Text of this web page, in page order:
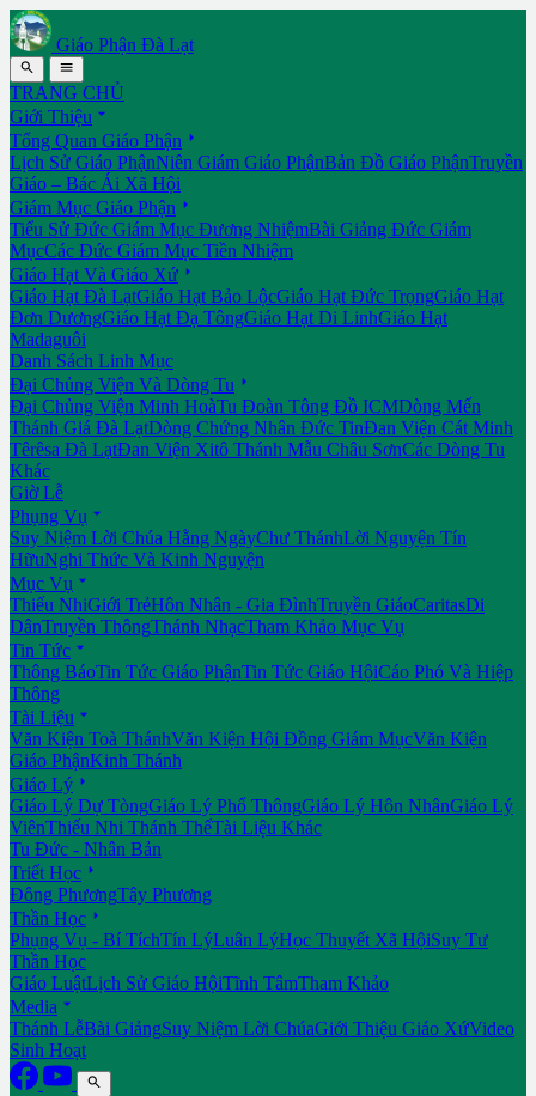
Giáo Phận Đà Lạt
 
TRANG CHỦ
Giới Thiệu 
Tổng Quan Giáo Phận 
Lịch Sử Giáo PhậnNiên Giám Giáo PhậnBản Đồ Giáo PhậnTruyền
Giáo – Bác Ái Xã Hội
Giám Mục Giáo Phận 
Tiểu Sử Đức Giám Mục Đương NhiệmBài Giảng Đức Giám
MụcCác Đức Giám Mục Tiền Nhiệm
Giáo Hạt Và Giáo Xứ 
Giáo Hạt Đà LạtGiáo Hạt Bảo LộcGiáo Hạt Đức TrọngGiáo Hạt
Đơn DươngGiáo Hạt Đạ TôngGiáo Hạt Di LinhGiáo Hạt
Madaguôi
Danh Sách Linh Mục
Đại Chủng Viện Và Dòng Tu 
Đại Chủng Viện Minh HoàTu Đoàn Tông Đồ ICMDòng Mến
Thánh Giá Đà LạtDòng Chứng Nhân Đức TinĐan Viện Cát Minh
Têrêsa Đà LạtĐan Viện Xitô Thánh Mẫu Châu SơnCác Dòng Tu
Khác
Giờ Lễ
Phụng Vụ 
Suy Niệm Lời Chúa Hằng NgàyChư ThánhLời Nguyện Tín
HữuNghi Thức Và Kinh Nguyện
Mục Vụ 
Thiếu NhiGiới TrẻHôn Nhân - Gia ĐìnhTruyền GiáoCaritasDi
DânTruyền ThôngThánh NhạcTham Khảo Mục Vụ
Tin Tức 
Thông BáoTin Tức Giáo PhậnTin Tức Giáo HộiCáo Phó Và Hiệp
Thông
Tài Liệu 
Văn Kiện Toà ThánhVăn Kiện Hội Đồng Giám MụcVăn Kiện
Giáo PhậnKinh Thánh
Giáo Lý 
Giáo Lý Dự TòngGiáo Lý Phổ ThôngGiáo Lý Hôn NhânGiáo Lý
ViênThiếu Nhi Thánh ThểTài Liệu Khác
Tu Đức - Nhân Bản
Triết Học 
Đông PhươngTây Phương
Thần Học 
Phụng Vụ - Bí TíchTín LýLuân LýHọc Thuyết Xã HộiSuy Tư
Thần Học
Giáo LuậtLịch Sử Giáo HộiTĩnh TâmTham Khảo
Media 
Thánh LễBài GiảngSuy Niệm Lời ChúaGiới Thiệu Giáo XứVideo
Sinh Hoạt
